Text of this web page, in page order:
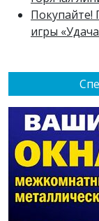
Покупайте!
игры